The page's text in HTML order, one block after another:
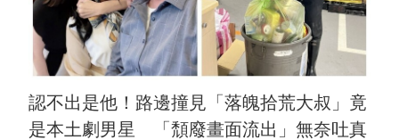
認不出是他！路邊撞見「落魄拾荒大叔」竟
是本土劇男星 「頹廢畫面流出」無奈吐真